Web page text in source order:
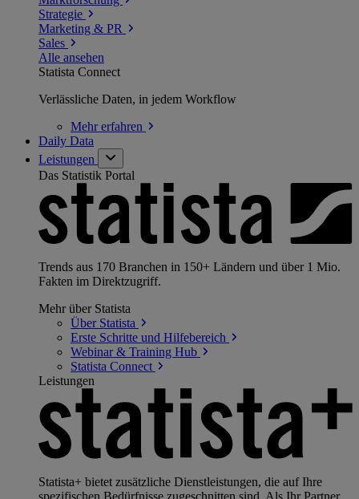
Strategie
Marketing & PR
Sales
Alle ansehen
Statista Connect
Verlässliche Daten, in jedem Workflow
Mehrerfahren
Daily Data
Leistungen
Das Statistik Portal
Trends aus 170 Branchen in 150+ Ländern und über 1 Mio.
Fakten im Direktzugriff.
Mehr über Statista
Über Statista
Erste Schritte und Hilfebereich
Webinar & Training Hub
Statista Connect
Leistungen
Statista+ bietet zusätzliche Dienstleistungen, die auf Ihre
spezifischen Bedürfnisse zugeschnitten sind. Als Ihr Partner